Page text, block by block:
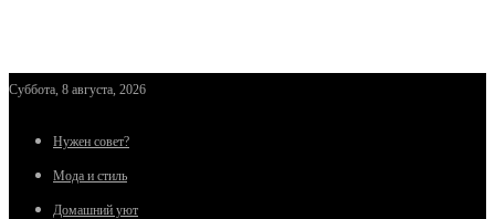
Суббота, 8 августа, 2026
Нужен совет?
Мода и стиль
Домашний уют